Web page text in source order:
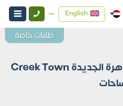
English
كمبوند كريك تاون القاهرة الجديدة Creek Town
طلبات خاصة